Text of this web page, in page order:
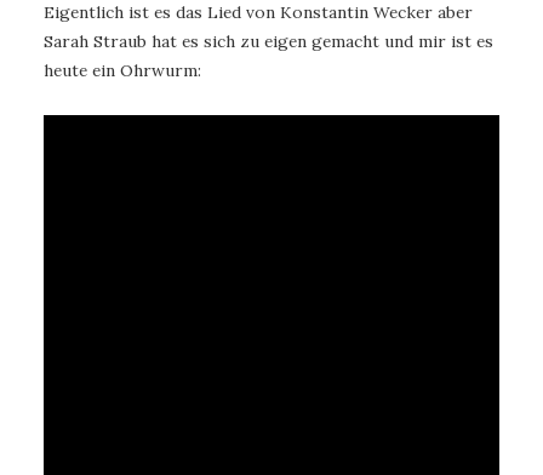
Eigentlich ist es das Lied von Konstantin Wecker aber
Sarah Straub hat es sich zu eigen gemacht und mir ist es
heute ein Ohrwurm: